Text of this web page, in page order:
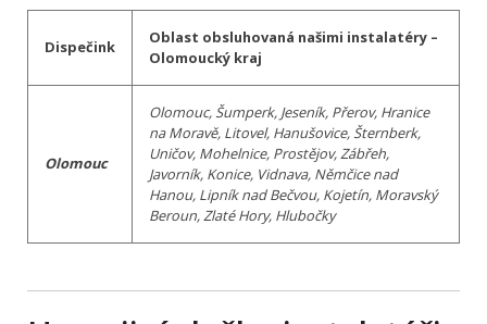
Dispečink
Oblast obsluhovaná našimi instalatéry –
Olomoucký kraj
Olomouc
Olomouc, Šumperk, Jeseník, Přerov, Hranice
na Moravě, Litovel, Hanušovice, Šternberk,
Uničov, Mohelnice, Prostějov, Zábřeh,
Javorník, Konice, Vidnava, Němčice nad
Hanou, Lipník nad Bečvou, Kojetín, Moravský
Beroun, Zlaté Hory, Hlubočky